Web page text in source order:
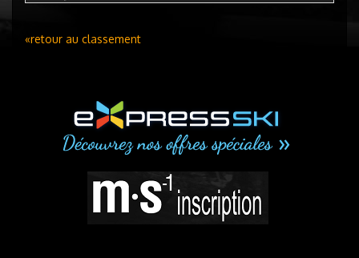
«retour au classement